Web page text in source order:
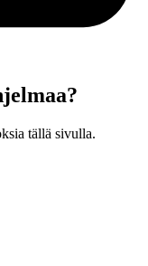
tällä sivulla.